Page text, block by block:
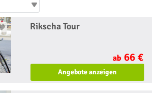
Rikscha Tour
ab 66 €
Angebote anzeigen